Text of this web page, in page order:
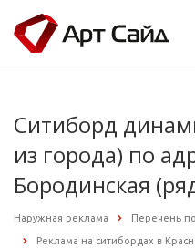
Ситиборд
из города) по
Бородинская
Наружная реклама Перечень
Реклама на ситибордах в